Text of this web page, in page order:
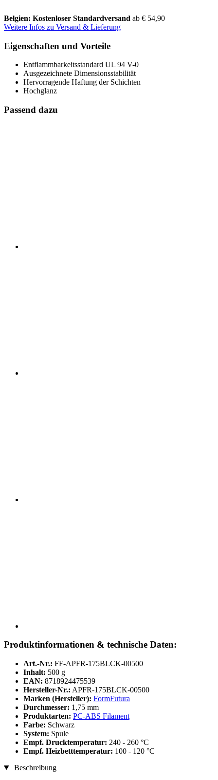
Belgien: Kostenloser Standardversand ab € 54,90
Weitere Infos zu Versand & Lieferung
Eigenschaften und Vorteile
Entflammbarkeitsstandard UL 94 V-0
Ausgezeichnete Dimensionsstabilität
Hervorragende Haftung der Schichten
Hochglanz
Passend dazu
Produktinformationen & technische Daten:
Art.-Nr.: FF-APFR-175BLCK-00500
Inhalt: 500 g
EAN: 8718924475539
Hersteller-Nr.: APFR-175BLCK-00500
Marken (Hersteller): FormFutura
Durchmesser: 1,75 mm
Produktarten: PC-ABS Filament
Farbe: Schwarz
System: Spule
Empf. Drucktemperatur: 240 - 260 °C
Empf. Heizbetttemperatur: 100 - 120 °C
Beschreibung